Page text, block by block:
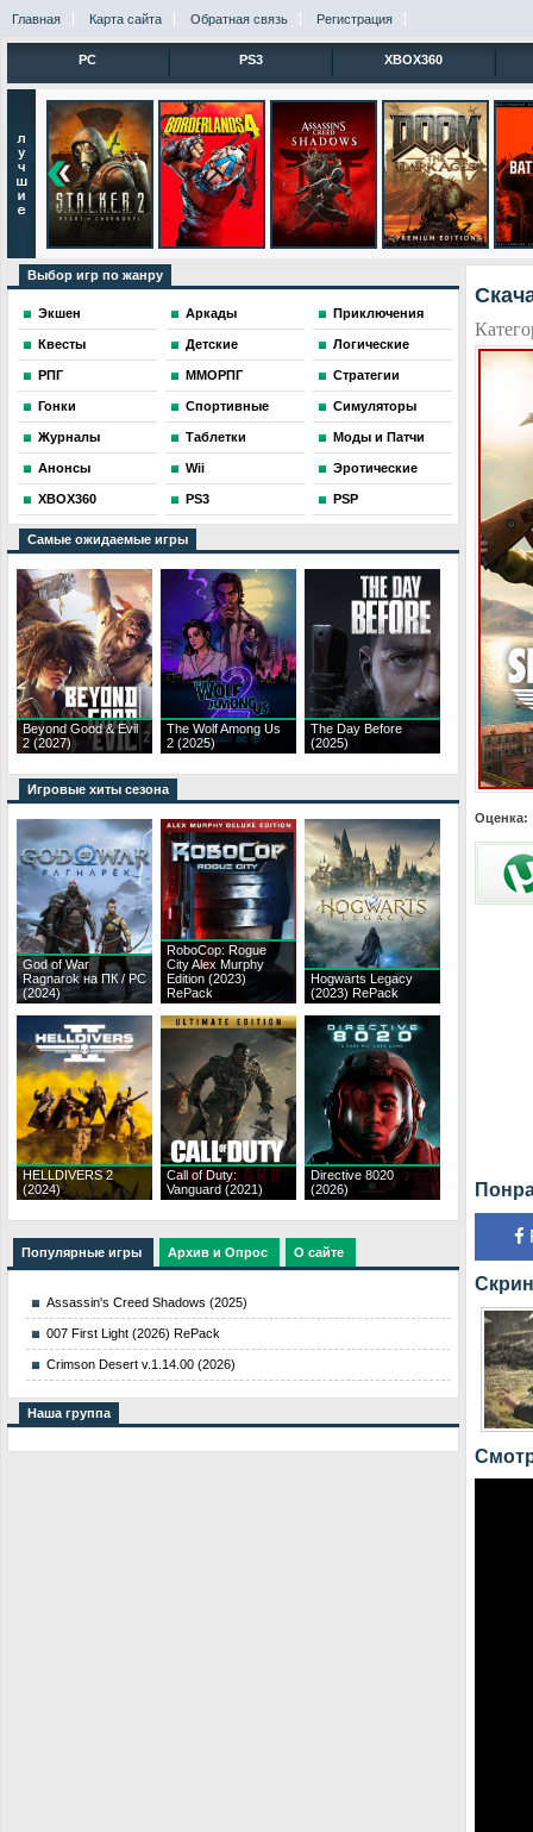
Главная Карта сайта Обратная связь Регистрация
PC PS3 XBOX360
Выбор игр по жанру
Экшен Аркады Приключения
Квесты Детские Логические
РПГ ММОРПГ Стратегии
Гонки Спортивные Симуляторы
Журналы Таблетки Моды и Патчи
Анонсы Wii Эротические
XBOX360 PS3 PSP
Самые ожидаемые игры
Beyond Good & Evil
2 (2027)
The Wolf Among Us
2 (2025)
The Day Before
(2025)
Игровые хиты сезона
God of War
Ragnarok на ПК / PC
(2024)
RoboCop: Rogue
City Alex Murphy
Edition (2023)
RePack
Hogwarts Legacy
(2023) RePack
HELLDIVERS 2
(2024)
Call of Duty:
Vanguard (2021)
Directive 8020
(2026)
Популярные игры Архив и Опрос О сайте
Assassin's Creed Shadows (2025)
007 First Light (2026) RePack
Crimson Desert v.1.14.00 (2026)
Наша группа
Оценка: